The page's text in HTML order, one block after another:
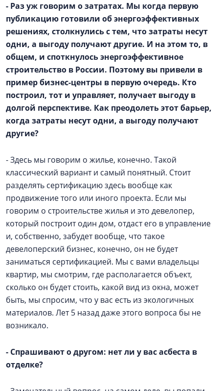
- Раз уж говорим о затратах. Мы когда первую
публикацию готовили об энергоэффективных
решениях, столкнулись с тем, что затраты несут
одни, а выгоду получают другие. И на этом то, в
общем, и споткнулось энергоэффективное
строительство в России. Поэтому вы привели в
пример бизнес-центры в первую очередь. Кто
построил, тот и управляет, получает выгоду в
долгой перспективе. Как преодолеть этот барьер,
когда затраты несут одни, а выгоду получают
другие?
- Здесь мы говорим о жилье, конечно. Такой
классический вариант и самый понятный. Стоит
разделять сертификацию здесь вообще как
продвижение того или иного проекта. Если мы
говорим о строительстве жилья и это девелопер,
который построит один дом, отдаст его в управление
и, собственно, забудет вообще, что такое
девелоперский бизнес, конечно, он не будет
заниматься сертификацией. Мы с вами владельцы
квартир, мы смотрим, где располагается объект,
сколько он будет стоить, какой вид из окна, может
быть, мы спросим, что у вас есть из экологичных
материалов. Лет 5 назад даже этого вопроса бы не
возникало.
- Спрашивают о другом: нет ли у вас асбеста в
отделке?